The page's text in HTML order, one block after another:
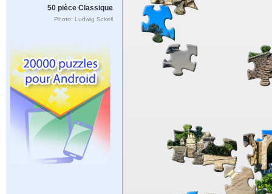
50 pièce Classique
Photo: Ludwig Sckell